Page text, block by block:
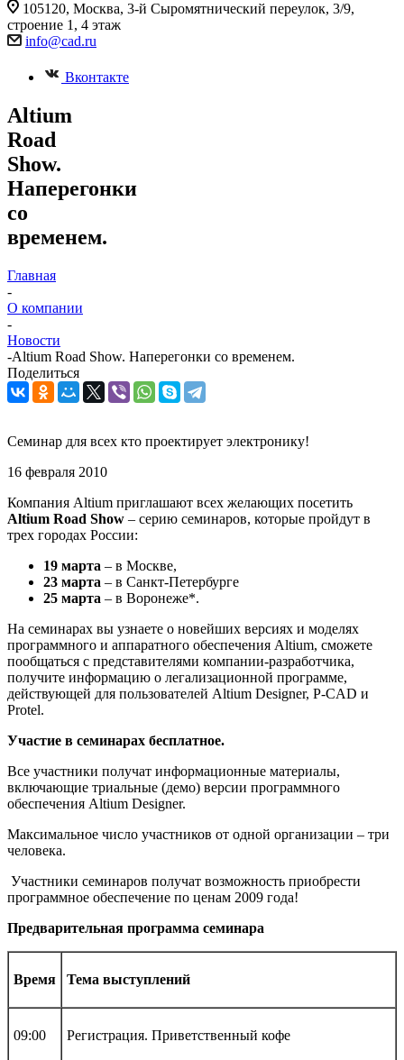
105120, Москва, 3-й Сыромятнический переулок, 3/9,
строение 1, 4 этаж
info@cad.ru
Вконтакте
Altium
Road
Show.
Наперегонки
со
временем.
Главная
-
О компании
-
Новости
-Altium Road Show. Наперегонки со временем.
Поделиться
Семинар для всех кто проектирует электронику!
16 февраля 2010
Компания Altium приглашают всех желающих посетить
Altium Road Show – серию семинаров, которые пройдут в
трех городах России:
19 марта – в Москве,
23 марта – в Санкт-Петербурге
25 марта – в Воронеже*.
На семинарах вы узнаете о новейших версиях и моделях
программного и аппаратного обеспечения Altium, сможете
пообщаться с представителями компании-разработчика,
получите информацию о легализационной программе,
действующей для пользователей Altium Designer, P-CAD и
Protel.
Участие в семинарах бесплатное.
Все участники получат информационные материалы,
включающие триальные (демо) версии программного
обеспечения Altium Designer.
Максимальное число участников от одной организации – три
человека.
Участники семинаров получат возможность приобрести
программное обеспечение по ценам 2009 года!
Предварительная программа семинара
Время Тема выступлений
09:00 Регистрация. Приветственный кофе